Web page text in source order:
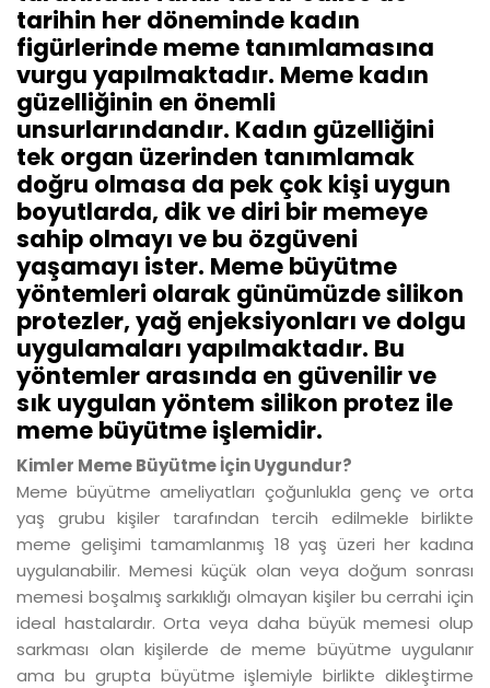
tarihin her döneminde kadın
figürlerinde meme tanımlamasına
vurgu yapılmaktadır. Meme kadın
güzelliğinin en önemli
unsurlarındandır. Kadın güzelliğini
tek organ üzerinden tanımlamak
doğru olmasa da pek çok kişi uygun
boyutlarda, dik ve diri bir memeye
sahip olmayı ve bu özgüveni
yaşamayı ister. Meme büyütme
yöntemleri olarak günümüzde silikon
protezler, yağ enjeksiyonları ve dolgu
uygulamaları yapılmaktadır. Bu
yöntemler arasında en güvenilir ve
sık uygulan yöntem silikon protez ile
meme büyütme işlemidir.
Kimler Meme Büyütme İçin Uygundur?
Meme büyütme ameliyatları çoğunlukla genç ve orta
yaş grubu kişiler tarafından tercih edilmekle birlikte
meme gelişimi tamamlanmış 18 yaş üzeri her kadına
uygulanabilir. Memesi küçük olan veya doğum sonrası
memesi boşalmış sarkıklığı olmayan kişiler bu cerrahi için
ideal hastalardır. Orta veya daha büyük memesi olup
sarkması olan kişilerde de meme büyütme uygulanır
ama bu grupta büyütme işlemiyle birlikte dikleştirme